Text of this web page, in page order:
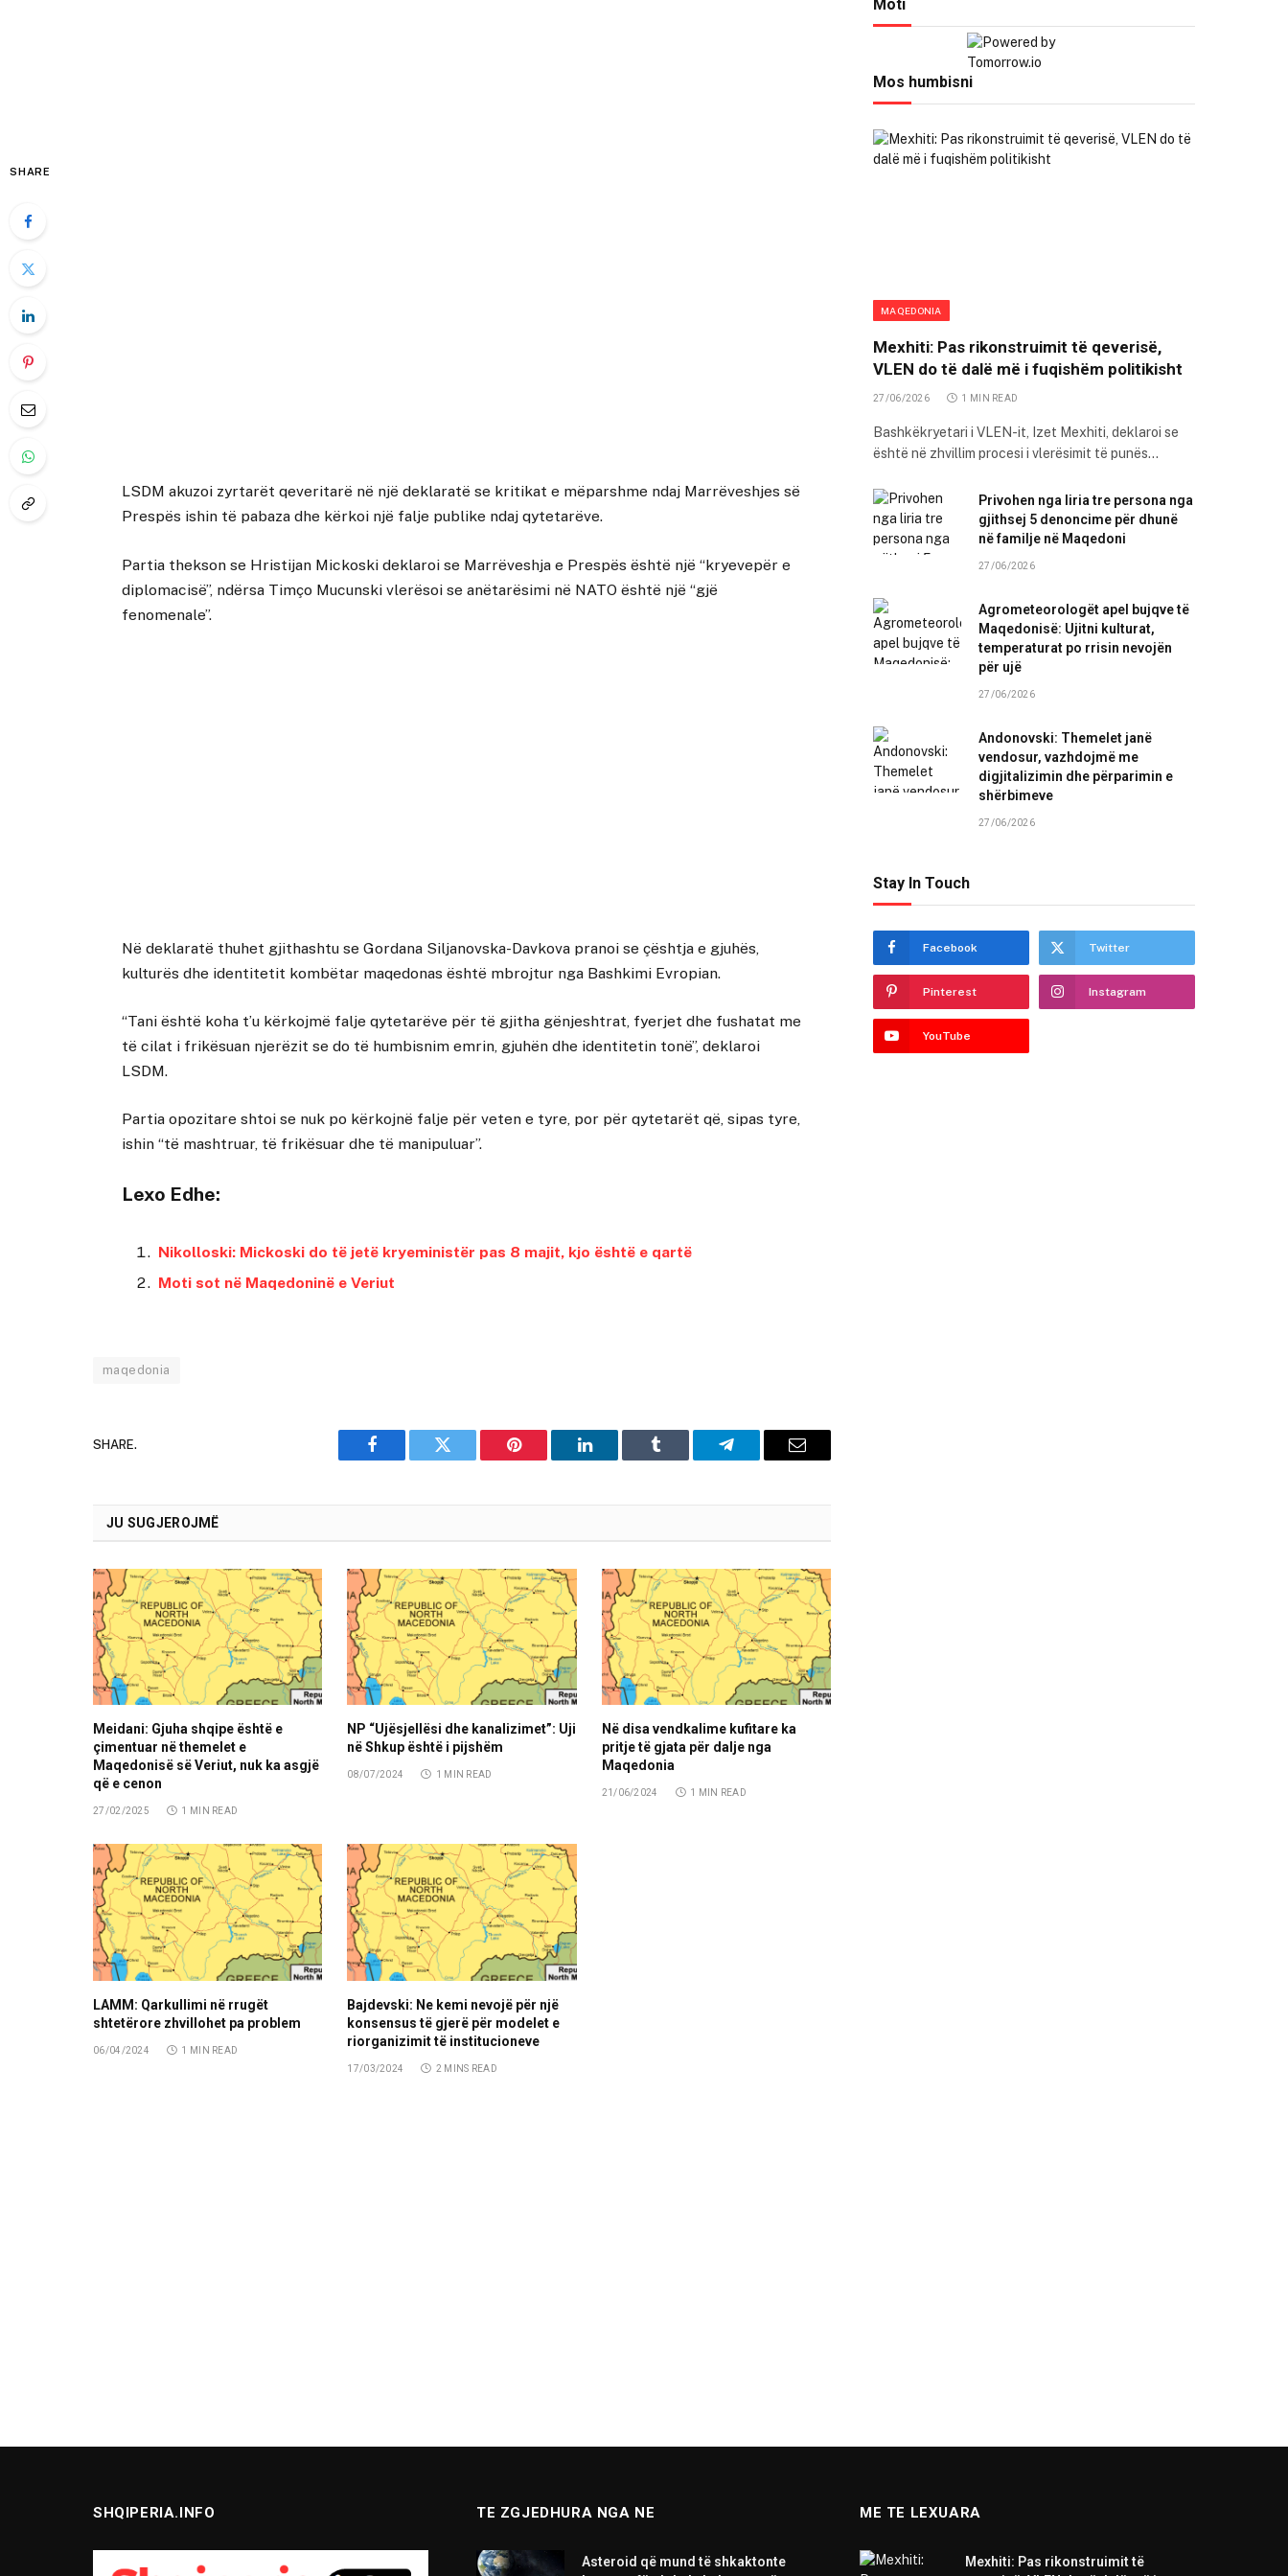
SHARE
LSDM akuzoi zyrtarët qeveritarë në një deklaratë se kritikat e mëparshme ndaj Marrëveshjes së
Prespës ishin të pabaza dhe kërkoi një falje publike ndaj qytetarëve.
Partia thekson se Hristijan Mickoski deklaroi se Marrëveshja e Prespës është një “kryevepër e
diplomacisë”, ndërsa Timço Mucunski vlerësoi se anëtarësimi në NATO është një “gjë
fenomenale”.
Në deklaratë thuhet gjithashtu se Gordana Siljanovska-Davkova pranoi se çështja e gjuhës,
kulturës dhe identitetit kombëtar maqedonas është mbrojtur nga Bashkimi Evropian.
“Tani është koha t’u kërkojmë falje qytetarëve për të gjitha gënjeshtrat, fyerjet dhe fushatat me
të cilat i frikësuan njerëzit se do të humbisnim emrin, gjuhën dhe identitetin tonë”, deklaroi
LSDM.
Partia opozitare shtoi se nuk po kërkojnë falje për veten e tyre, por për qytetarët që, sipas tyre,
ishin “të mashtruar, të frikësuar dhe të manipuluar”.
Lexo Edhe:
Nikolloski: Mickoski do të jetë kryeministër pas 8 majit, kjo është e qartë
Moti sot në Maqedoninë e Veriut
maqedonia
SHARE.
Facebook Twitter Pinterest LinkedIn Tumblr Telegram Email
JU SUGJEROJMË
Meidani: Gjuha shqipe është e
çimentuar në themelet e
Maqedonisë së Veriut, nuk ka asgjë
që e cenon
27/02/2025 1 MIN READ
NP “Ujësjellësi dhe kanalizimet”: Uji
në Shkup është i pijshëm
08/07/2024 1 MIN READ
Në disa vendkalime kufitare ka
pritje të gjata për dalje nga
Maqedonia
21/06/2024 1 MIN READ
LAMM: Qarkullimi në rrugët
shtetërore zhvillohet pa problem
06/04/2024 1 MIN READ
Bajdevski: Ne kemi nevojë për një
konsensus të gjerë për modelet e
riorganizimit të institucioneve
17/03/2024 2 MINS READ
Moti
Mos humbisni
MAQEDONIA
Mexhiti: Pas rikonstruimit të qeverisë,
VLEN do të dalë më i fuqishëm politikisht
27/06/2026 1 MIN READ
Bashkëkryetari i VLEN-it, Izet Mexhiti, deklaroi se
është në zhvillim procesi i vlerësimit të punës…
Privohen nga liria tre persona nga
gjithsej 5 denoncime për dhunë
në familje në Maqedoni
27/06/2026
Agrometeorologët apel bujqve të
Maqedonisë: Ujitni kulturat,
temperaturat po rrisin nevojën
për ujë
27/06/2026
Andonovski: Themelet janë
vendosur, vazhdojmë me
digjitalizimin dhe përparimin e
shërbimeve
27/06/2026
Stay In Touch
Facebook Twitter
Pinterest Instagram
YouTube
SHQIPERIA.INFO TE ZGJEDHURA NGA NE
Asteroid që mund të shkaktonte
ME TE LEXUARA
Mexhiti: Pas rikonstruimit të